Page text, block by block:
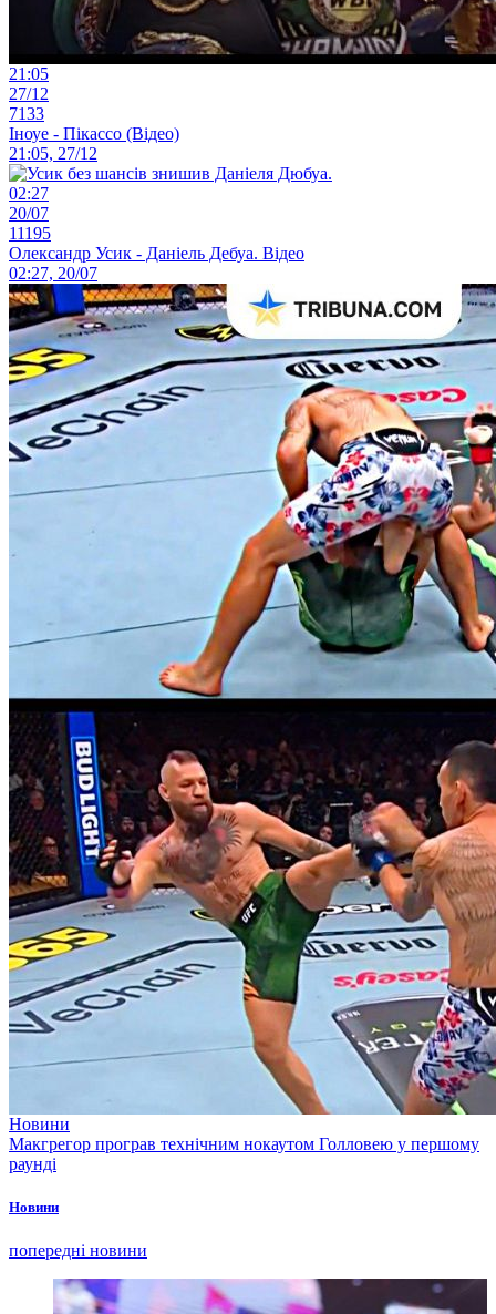
21:05
27/12
7133
Іноуе - Пікассо (Відео)
21:05, 27/12
02:27
20/07
11195
Олександр Усик - Даніель Дебуа. Відео
02:27, 20/07
Новини
Макгрегор програв технічним нокаутом Голловею у першому
раунді
Новини
попередні новини